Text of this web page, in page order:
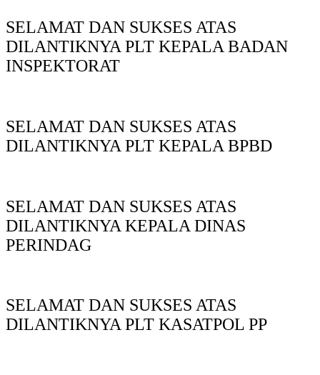
SELAMAT DAN SUKSES ATAS
DILANTIKNYA PLT KEPALA BADAN
INSPEKTORAT
SELAMAT DAN SUKSES ATAS
DILANTIKNYA PLT KEPALA BPBD
SELAMAT DAN SUKSES ATAS
DILANTIKNYA KEPALA DINAS
PERINDAG
SELAMAT DAN SUKSES ATAS
DILANTIKNYA PLT KASATPOL PP